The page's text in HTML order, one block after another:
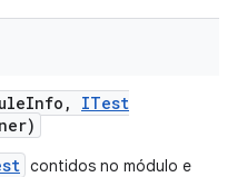
Info ,
ITest
contidos no módulo e